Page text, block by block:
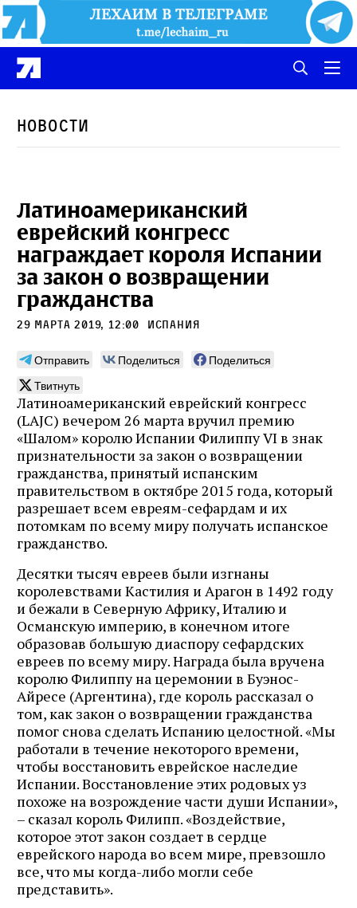
Новости
Латиноамериканский
еврейский конгресс
награждает короля Испании
за закон о возвращении
гражданства
29 марта 2019, 12:00 Испания
Отправить Поделиться
Поделиться
Твитнуть
Латиноамериканский еврейский конгресс
(LAJC) вечером 26 марта вручил премию
«Шалом» королю Испании Филиппу VI в знак
признательности за закон о возвращении
гражданства, принятый испанским
правительством в октябре 2015 года, который
разрешает всем евреям-сефардам и их
потомкам по всему миру получать испанское
гражданство.
Десятки тысяч евреев были изгнаны
королевствами Кастилия и Арагон в 1492 году
и бежали в Северную Африку, Италию и
Османскую империю, в конечном итоге
образовав большую диаспору сефардских
евреев по всему миру. Награда была вручена
королю Филиппу на церемонии в Буэнос-
Айресе (Аргентина), где король рассказал о
том, как закон о возвращении гражданства
помог снова сделать Испанию целостной. «Мы
работали в течение некоторого времени,
чтобы восстановить еврейское наследие
Испании. Восстановление этих родовых уз
похоже на возрождение части души Испании»,
– сказал король Филипп. «Воздействие,
которое этот закон создает в сердце
еврейского народа во всем мире, превзошло
все, что мы когда-либо могли себе
представить».